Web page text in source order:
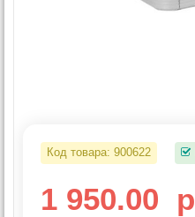
Код товара: 900622
1 950.00